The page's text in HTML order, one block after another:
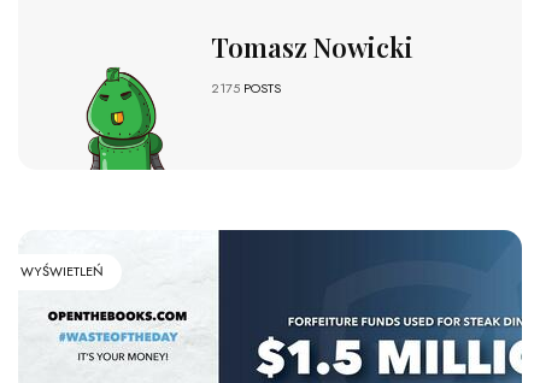
Tomasz Nowicki
2175 POSTS
WYŚWIETLEŃ